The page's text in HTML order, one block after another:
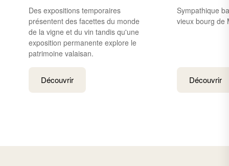
Des expositions temporaires
présentent des facettes du monde
de la vigne et du vin tandis qu'une
exposition permanente explore le
patrimoine valaisan.
Découvrir
Sympathique
vieux bourg de
Découvrir